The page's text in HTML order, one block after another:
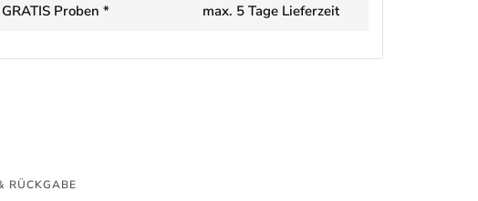
GRATIS Proben * max. 5 Tage Lieferzeit
RÜCKGABE